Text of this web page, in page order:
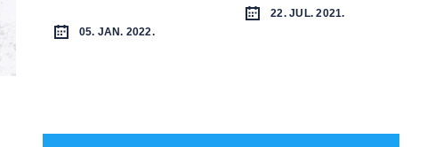
05. JAN. 2022.
22. JUL. 2021.